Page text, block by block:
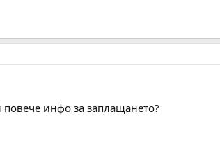
инфо за заплащането?